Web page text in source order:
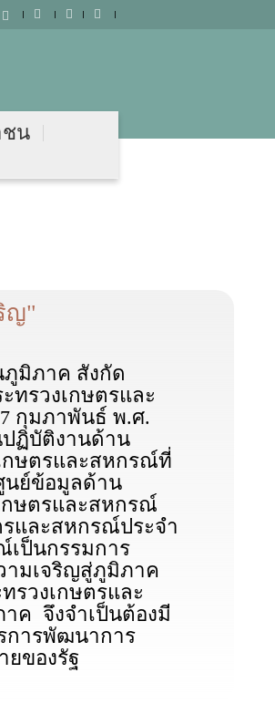
ชน
ญ"
ภูมิภาค สังกัด
รวงเกษตรและ
กุมภาพันธ์ พ.ศ.
ฏิบัติงานด้าน
กษตรและสหกรณ์ที่
นย์ข้อมูลด้าน
กษตรและสหกรณ์
และสหกรณ์ประจำ
เป็นกรรมการ
ามเจริญสู่ภูมิภาค
รวงเกษตรและ
ค จึงจำเป็นต้องมี
การพัฒนาการ
ของรัฐ